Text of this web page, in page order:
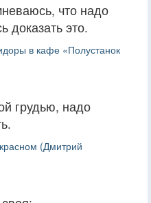
что надо
доказать это.
в кафе «Полустанок
грудью, надо
(Дмитрий